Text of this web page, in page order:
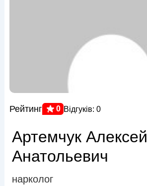
Рейтинг 0 Відгуків: 0
Артемчук Алексей
Анатольевич
нарколог